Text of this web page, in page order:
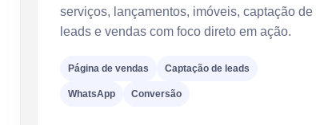
serviços, lançamentos, imóveis, captação de
leads e vendas com foco direto em ação.
Página de vendas Captação de leads
WhatsApp Conversão